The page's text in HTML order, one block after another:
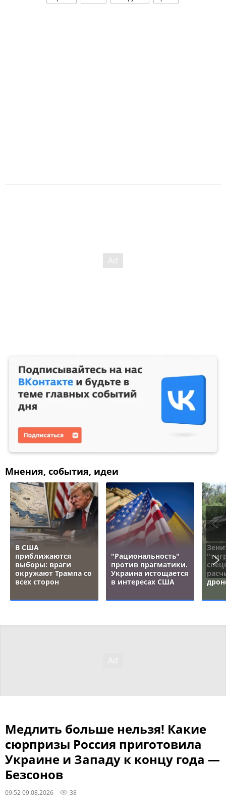
Мнения, события, идеи
В США
приближаются
выборы: враги
окружают Трампа со
всех сторон
"Рациональность"
против прагматики.
Украина истощается
в интересах США
Медлить больше нельзя! Какие
сюрпризы Россия приготовила
Украине и Западу к концу года —
Безсонов
09:52 09.08.2026 38